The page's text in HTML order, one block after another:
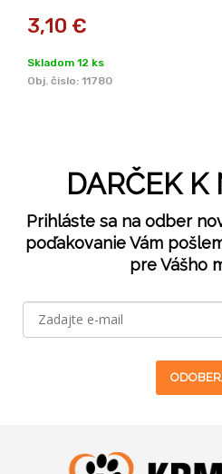
3,10 €
Skladom 12 ks
Obj. čislo: 11780
DARČEK
Prihláste sa na odber
poďakovanie Vám
pre Vášho